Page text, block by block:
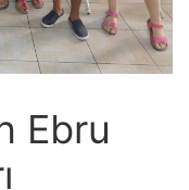
Ebru